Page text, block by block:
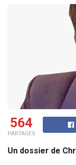
564
PARTAGES
Un dossier de